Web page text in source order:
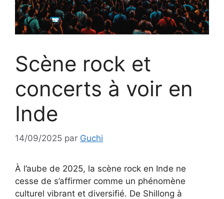
Scène rock et
concerts à voir en
Inde
14/09/2025 par Guchi
À l’aube de 2025, la scène rock en Inde ne
cesse de s’affirmer comme un phénomène
culturel vibrant et diversifié. De Shillong à